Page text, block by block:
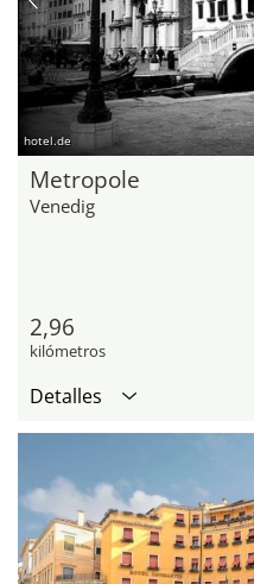
hotel.de
Metropole
Venedig
2,96
kilómetros
Detalles